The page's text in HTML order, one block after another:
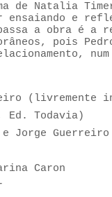
de Natalia
ensaiando e
a obra é a
pois
(livremente
Ed. Todavia)
e Jorge Guerreiro
Caron